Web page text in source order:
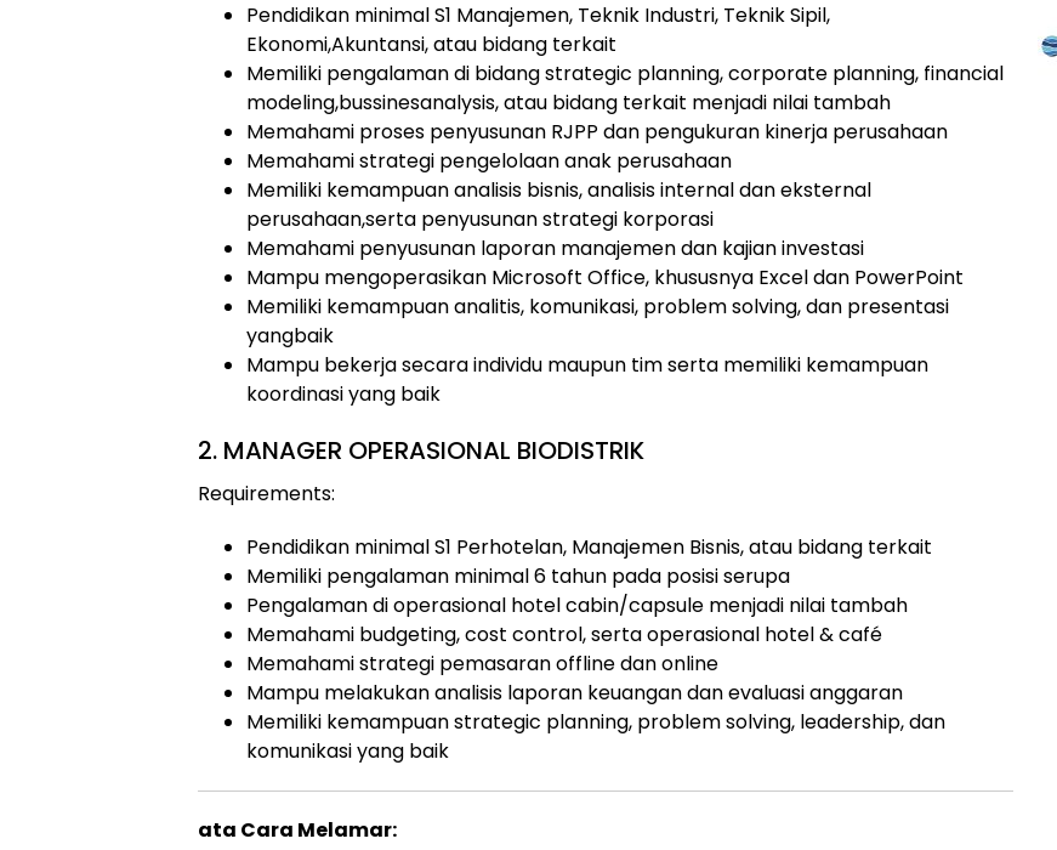
Pendidikan minimal S1 Manajemen, Teknik Industri, Teknik Sipil,
Ekonomi,Akuntansi, atau bidang terkait
Memiliki pengalaman di bidang strategic planning, corporate planning, financial
modeling,bussinesanalysis, atau bidang terkait menjadi nilai tambah
Memahami proses penyusunan RJPP dan pengukuran kinerja perusahaan
Memahami strategi pengelolaan anak perusahaan
Memiliki kemampuan analisis bisnis, analisis internal dan eksternal
perusahaan,serta penyusunan strategi korporasi
Memahami penyusunan laporan manajemen dan kajian investasi
Mampu mengoperasikan Microsoft Office, khususnya Excel dan PowerPoint
Memiliki kemampuan analitis, komunikasi, problem solving, dan presentasi
yangbaik
Mampu bekerja secara individu maupun tim serta memiliki kemampuan
koordinasi yang baik
2. MANAGER OPERASIONAL BIODISTRIK
Requirements:
Pendidikan minimal S1 Perhotelan, Manajemen Bisnis, atau bidang terkait
Memiliki pengalaman minimal 6 tahun pada posisi serupa
Pengalaman di operasional hotel cabin/capsule menjadi nilai tambah
Memahami budgeting, cost control, serta operasional hotel & café
Memahami strategi pemasaran offline dan online
Mampu melakukan analisis laporan keuangan dan evaluasi anggaran
Memiliki kemampuan strategic planning, problem solving, leadership, dan
komunikasi yang baik
ata Cara Melamar: